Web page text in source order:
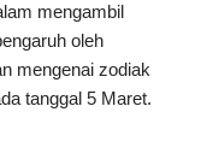
mengambil
oleh
mengenai zodiak
tanggal 5 Maret.